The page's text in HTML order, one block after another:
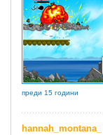
преди 15 години
hannah_montana_